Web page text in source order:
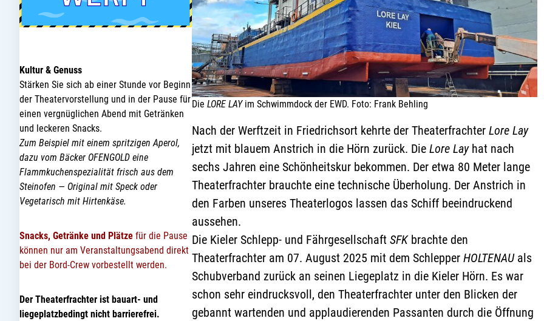
Kultur & Genuss
Stärken Sie sich ab einer Stunde vor Beginn
der Theatervorstellung und in der Pause für
einen vergnüglichen Abend mit Getränken
und leckeren Snacks.
Zum Beispiel mit einem spritzigen Aperol,
dazu vom Bäcker OFENGOLD eine
Flammkuchenspezialität frisch aus dem
Steinofen — Original mit Speck oder
Vegetarisch mit Hirtenkäse.
Snacks, Getränke und Plätze für die Pause
können nur am Veranstaltungsabend direkt
bei der Bord-Crew vorbestellt werden.
Der Theaterfrachter ist bauart- und
liegeplatzbedingt nicht barrierefrei.
DieLORE LAY im Schwimmdock der EWD. Foto: Frank Behling
Nach der Werftzeit in Friedrichsort kehrte der TheaterfrachterLore Lay
jetzt mit blauem Anstrich in die Hörn zurück. DieLore Layhat nach
sechs Jahren eine Schönheitskur bekommen. Der etwa 80 Meter lange
Theaterfrachter brauchte eine technische Überholung. Der Anstrich in
den Farben unseres Theaterlogos lassen das Schiff beeindruckend
aussehen.
Die Kieler Schlepp- und FährgesellschaftSFK brachte den
Theaterfrachter am 07. August 2025 mit dem SchlepperHOLTENAU als
Schubverband zurück an seinen Liegeplatz in die Kieler Hörn. Es war
schon sehr eindrucksvoll, den Theaterfrachter unter den Blicken der
gebannt wartenden und applaudierenden Passanten durch die Öffnung